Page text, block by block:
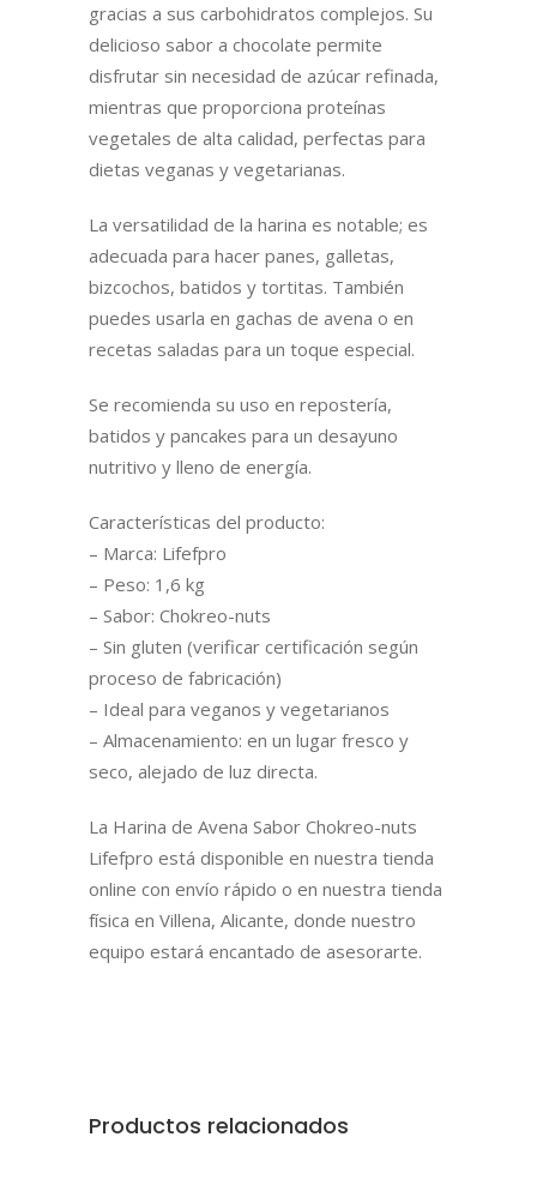
gracias a sus carbohidratos complejos. Su
delicioso sabor a chocolate permite
disfrutar sin necesidad de azúcar refinada,
mientras que proporciona proteínas
vegetales de alta calidad, perfectas para
dietas veganas y vegetarianas.
La versatilidad de la harina es notable; es
adecuada para hacer panes, galletas,
bizcochos, batidos y tortitas. También
puedes usarla en gachas de avena o en
recetas saladas para un toque especial.
Se recomienda su uso en repostería,
batidos y pancakes para un desayuno
nutritivo y lleno de energía.
Características del producto:
– Marca: Lifefpro
– Peso: 1,6 kg
– Sabor: Chokreo-nuts
– Sin gluten (verificar certificación según
proceso de fabricación)
– Ideal para veganos y vegetarianos
– Almacenamiento: en un lugar fresco y
seco, alejado de luz directa.
La Harina de Avena Sabor Chokreo-nuts
Lifefpro está disponible en nuestra tienda
online con envío rápido o en nuestra tienda
física en Villena, Alicante, donde nuestro
equipo estará encantado de asesorarte.
Productos relacionados